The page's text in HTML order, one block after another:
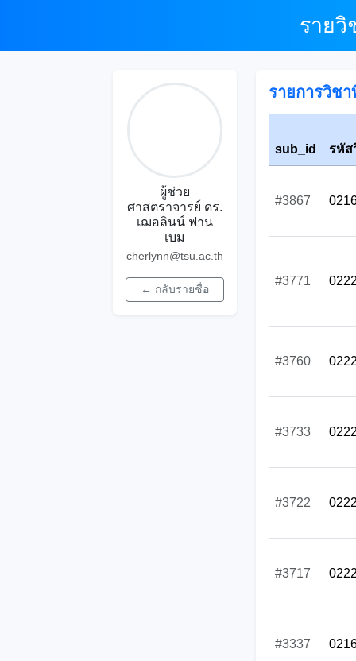
ราย
ผู้ช่วย
ศาสตราจารย์ ดร.
เฌอลินน์ ฟาน
เบม
cherlynn@tsu.ac.th
← กลับรายชื่อ
รายการวิช
sub_id รหัส
#3867
#3771
#3760
#3733
#3722
#3717
#3337